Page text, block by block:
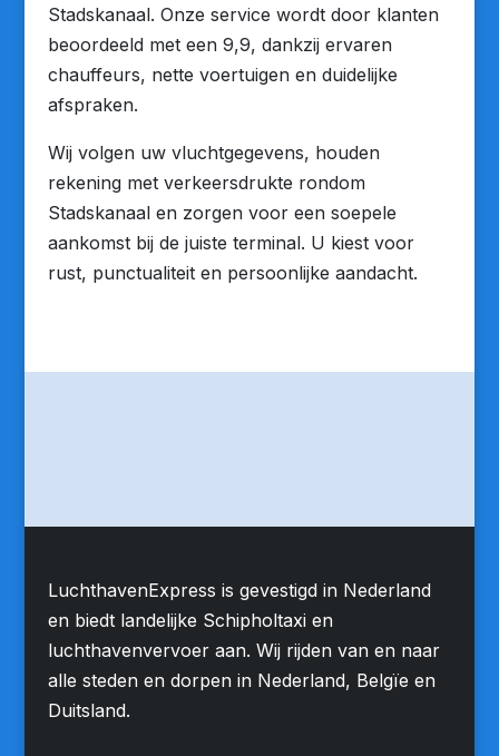
Stadskanaal. Onze service wordt door klanten
beoordeeld met een 9,9, dankzij ervaren
chauffeurs, nette voertuigen en duidelijke
afspraken.
Wij volgen uw vluchtgegevens, houden
rekening met verkeersdrukte rondom
Stadskanaal en zorgen voor een soepele
aankomst bij de juiste terminal. U kiest voor
rust, punctualiteit en persoonlijke aandacht.
LuchthavenExpress is gevestigd in Nederland
en biedt landelijke Schipholtaxi en
luchthavenvervoer aan. Wij rijden van en naar
alle steden en dorpen in Nederland, Belgïe en
Duitsland.